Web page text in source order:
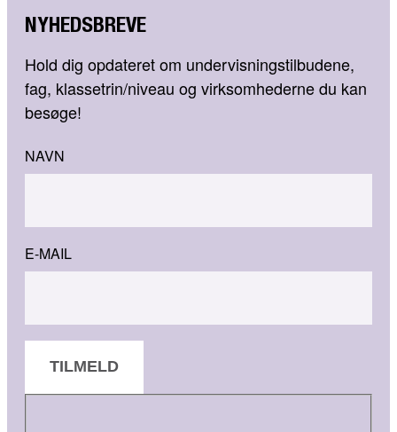
NYHEDSBREVE
Hold dig opdateret om undervisningstilbudene,
fag, klassetrin/niveau og virksomhederne du kan
besøge!
NAVN
E-MAIL
TILMELD